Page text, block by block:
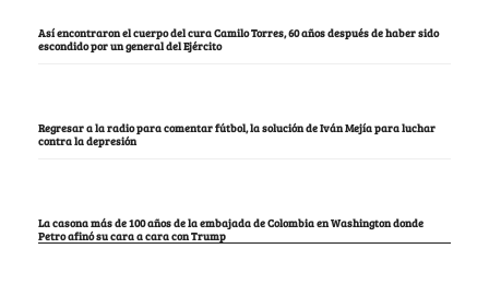
Así encontraron el cuerpo del cura Camilo Torres, 60 años después de haber sido
escondido por un general del Ejército
Regresar a la radio para comentar fútbol, la solución de Iván Mejía para luchar
contra la depresión
La casona más de 100 años de la embajada de Colombia en Washington donde
Petro afinó su cara a cara con Trump